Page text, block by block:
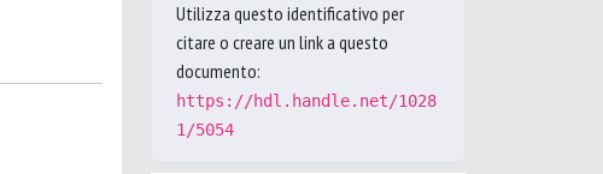
Utilizza questo identificativo per
citare o creare un link a questo
documento:
https://hdl.handle.net/1028
1/5054